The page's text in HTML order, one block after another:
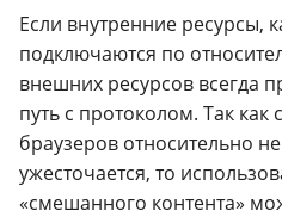
Если внутренние ресурсы,
подключаются по
внешних ресурсов всегда
путь с протоколом. Так
браузеров относительно
ужесточается, то
«смешанного контента»